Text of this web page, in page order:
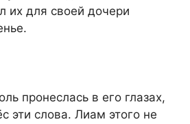
их для своей дочери
пронеслась в его глазах,
эти слова. Лиам этого не